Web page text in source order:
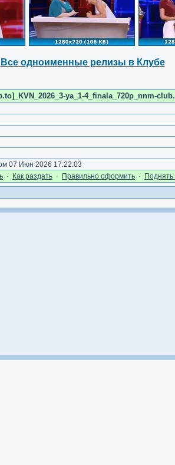
Все одноименные релизы в Клубе
ya_1-4_finala_720p_nnm-
07 Июн 2026 17:22:03
· Как раздать · Правильно оформить · Поднять